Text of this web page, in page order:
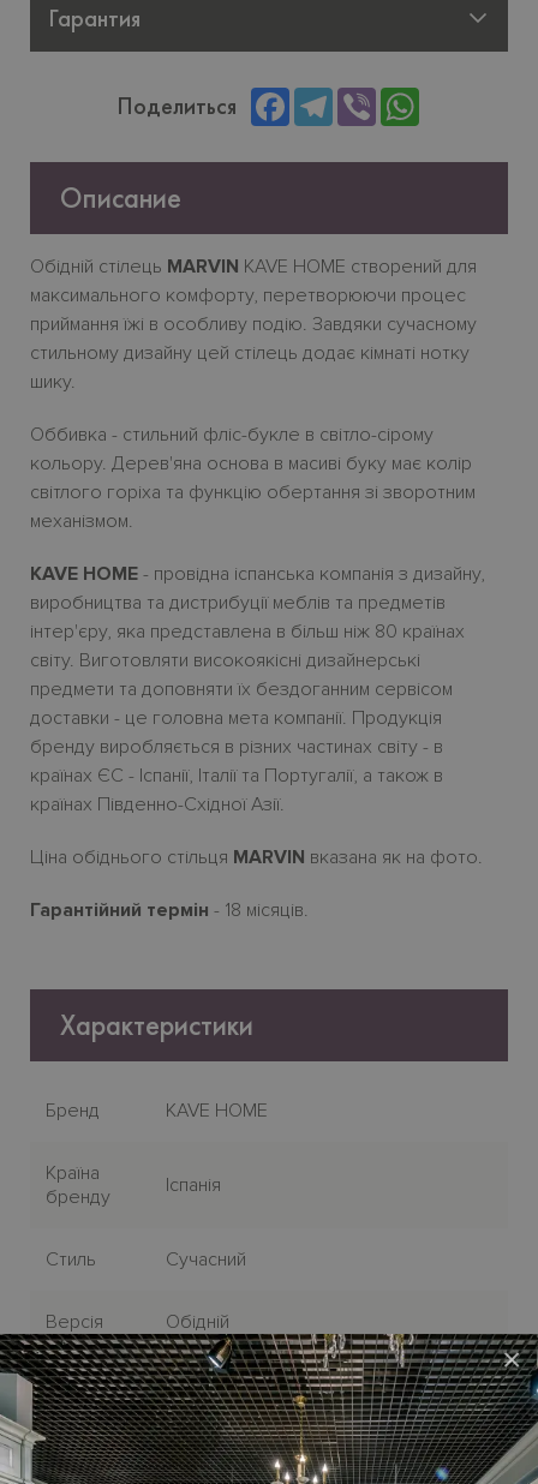
×
Гарантия
Поделиться FacebookTelegram
Viber
Описание
Обідній стілець MARVIN KAVE HOME створений для
максимального комфорту, перетворюючи процес
приймання їжі в особливу подію. Завдяки сучасному
стильному дизайну цей стілець додає кімнаті нотку
шику.
Оббивка - cтильний фліс-букле в світло-сірому
кольору. Дерев'яна основа в масиві буку має колір
світлого горіха та функцію обертання зі зворотним
механізмом.
KAVE HOME - провідна іспанська компанія з дизайну,
виробництва та дистрибуції меблів та предметів
інтер'єру, яка представлена в більш ніж 80 країнах
світу. Виготовляти високоякісні дизайнерські
предмети та доповняти їх бездоганним сервісом
доставки - це головна мета компанії. Продукція
бренду виробляється в різних частинах світу - в
країнах ЄС - Іспанії, Італії та Португалії, а також в
країнах Південно-Східної Азії.
Ціна обіднього стільця MARVIN вказана як на фото.
Гарантійний термін - 18 місяців.
Характеристики
Бренд KAVE HOME
Країна
бренду
Іспанія
Стиль Сучасний
Версія Обідній
Висота
сидіння
49 см
Глибина